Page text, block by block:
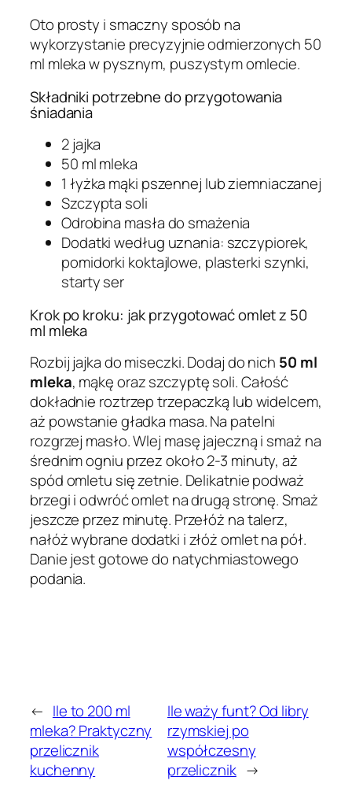
Oto prosty i smaczny sposób na
wykorzystanie precyzyjnie odmierzonych 50
ml mleka w pysznym, puszystym omlecie.
Składniki potrzebne do przygotowania
śniadania
2 jajka
50 ml mleka
1 łyżka mąki pszennej lub ziemniaczanej
Szczypta soli
Odrobina masła do smażenia
Dodatki według uznania: szczypiorek,
pomidorki koktajlowe, plasterki szynki,
starty ser
Krok po kroku: jak przygotować omlet z 50
ml mleka
Rozbij jajka do miseczki. Dodaj do nich 50 ml
mleka, mąkę oraz szczyptę soli. Całość
dokładnie roztrzep trzepaczką lub widelcem,
aż powstanie gładka masa. Na patelni
rozgrzej masło. Wlej masę jajeczną i smaż na
średnim ogniu przez około 2-3 minuty, aż
spód omletu się zetnie. Delikatnie podważ
brzegi i odwróć omlet na drugą stronę. Smaż
jeszcze przez minutę. Przełóż na talerz,
nałóż wybrane dodatki i złóż omlet na pół.
Danie jest gotowe do natychmiastowego
podania.
← Ile to 200 ml
mleka? Praktyczny
przelicznik
kuchenny
Ile waży funt? Od libry
rzymskiej po
współczesny
przelicznik →